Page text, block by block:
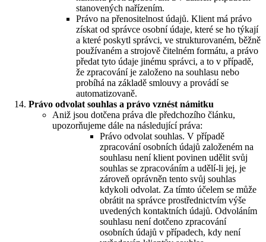
stanovených nařízením.
Právo na přenositelnost údajů. Klient má právo
získat od správce osobní údaje, které se ho týkají
a které poskytl správci, ve strukturovaném, běžně
používaném a strojově čitelném formátu, a právo
předat tyto údaje jinému správci, a to v případě,
že zpracování je založeno na souhlasu nebo
probíhá na základě smlouvy a provádí se
automatizovaně.
Právo odvolat souhlas a právo vznést námitku
Aniž jsou dotčena práva dle předchozího článku,
upozorňujeme dále na následující práva:
Právo odvolat souhlas. V případě
zpracování osobních údajů založeném na
souhlasu není klient povinen udělit svůj
souhlas se zpracováním a udělí-li jej, je
zároveň oprávněn tento svůj souhlas
kdykoli odvolat. Za tímto účelem se může
obrátit na správce prostřednictvím výše
uvedených kontaktních údajů. Odvoláním
souhlasu není dotčeno zpracování
osobních údajů v případech, kdy není